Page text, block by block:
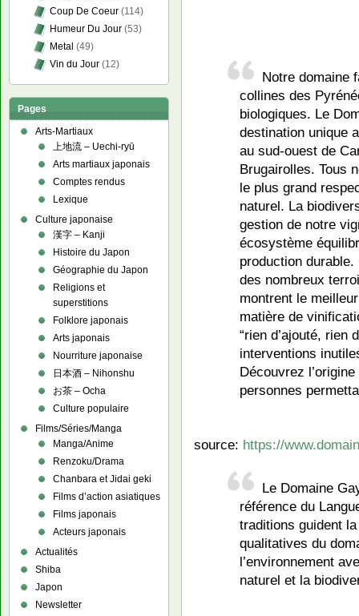
Notre domaine
collines des
biologiques. Le
destination unique
au sud-ouest de
Brugairolles. Tous
le plus grand
naturel. La
gestion de notre
écosystème
production
des nombreux
montrent le
matière de
“rien d’ajouté, rien
interventions
Découvrez
personnes
source: https://
Le Domaine
référence du
traditions guident
qualitatives du
l’environnement
naturel et la
Coup De Coeur (114)
Humeur Du Jour (53)
Metal (49)
Vin du Jour (12)
Pages
Arts-Martiaux
上地流 – Uechi-ryū
Arts martiaux japonais
Comptes rendus
Lexique
Culture japonaise
漢字 – Kanji
Histoire du Japon
Géographie du Japon
Religions et
superstitions
Folklore japonais
Arts japonais
Nourriture japonaise
日本酒 – Nihonshu
お茶 – Ocha
Culture populaire
Films/Séries/Manga
Manga/Anime
Renzoku/Drama
Chanbara et Jidai geki
Films d’action asiatiques
Films japonais
Acteurs japonais
Actualités
Shiba
Japon
Newsletter